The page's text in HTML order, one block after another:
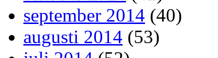
september 2014 (40)
augusti 2014 (53)